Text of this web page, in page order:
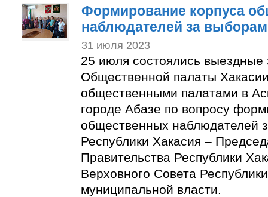
Формирование корпуса
наблюдателей за
31 июля 2023
25 июля состоялись выездные
Общественной палаты
общественными палатами в
городе Абазе по вопросу
общественных наблюдателей
Республики Хакасия –
Правительства Республики
Верховного Совета
муниципальной власти.